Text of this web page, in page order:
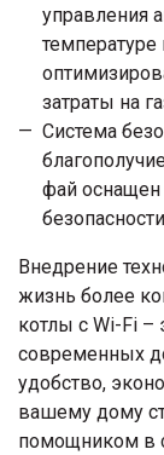
управления
затраты на
Система
фай
Внедрение
жизнь более
котлы с Wi-Fi –
современных
удобство,
вашему дому
помощником в